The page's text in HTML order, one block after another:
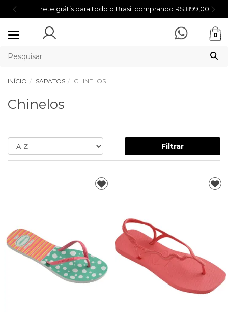
Frete grátis para todo o Brasil comprando R$ 899,00
Mudar
0
INÍCIO SAPATOS CHINELOS
Chinelos
Filtrar